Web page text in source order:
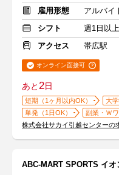
雇用形態
アルバイ
シフト
週1日以
アクセス
帯広駅
オンライン面接可
あと2日
短期（1ヶ月以内OK） 大
単発（1日OK）
副業・Ｗ
株式会社サカイ引越センターの
ABC-MART SPORTS イ